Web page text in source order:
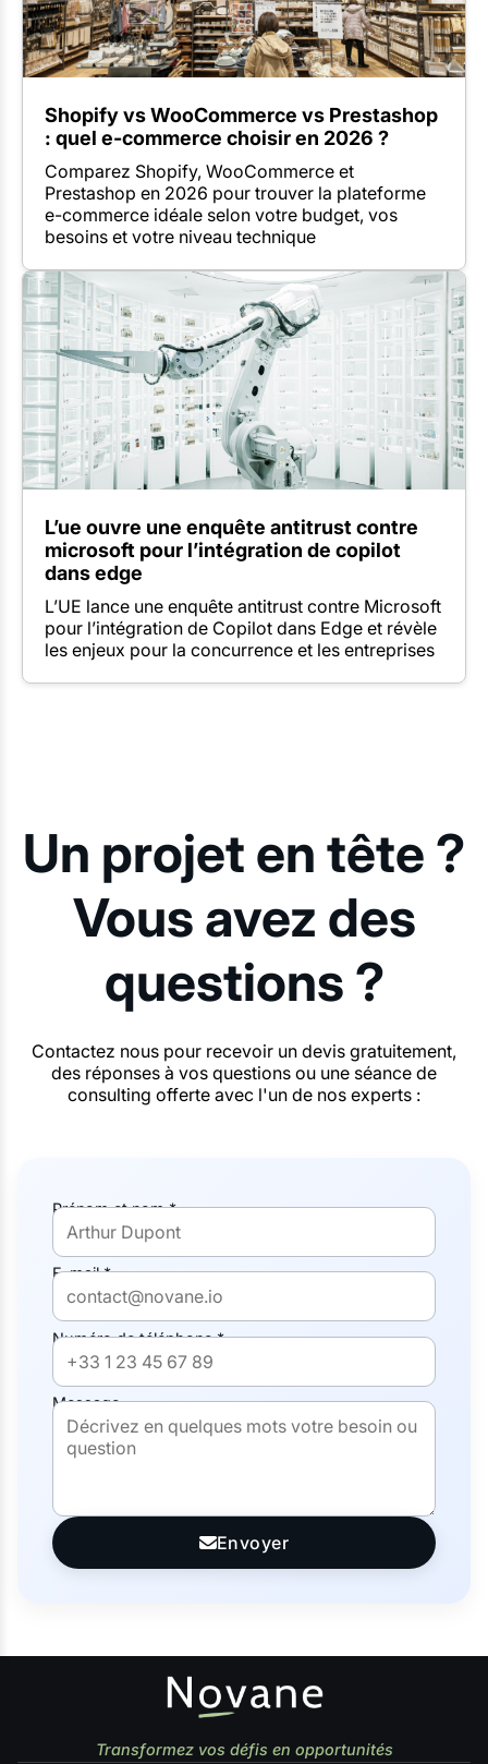
Shopify vs WooCommerce vs Prestashop
: quel e-commerce choisir en 2026 ?
Comparez Shopify, WooCommerce et
Prestashop en 2026 pour trouver la plateforme
e-commerce idéale selon votre budget, vos
besoins et votre niveau technique
L’ue ouvre une enquête antitrust contre
microsoft pour l’intégration de copilot
dans edge
L’UE lance une enquête antitrust contre Microsoft
pour l’intégration de Copilot dans Edge et révèle
les enjeux pour la concurrence et les entreprises
Un projet en tête ?
Vous avez des
questions ?
Contactez nous pour recevoir un devis gratuitement,
des réponses à vos questions ou une séance de
consulting offerte avec l'un de nos experts :
Prénom et nom *
E-mail *
Numéro de téléphone *
Message
Envoyer
Transformez vos défis en opportunités